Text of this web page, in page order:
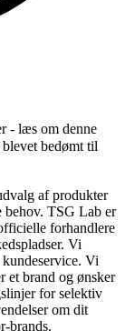
- læs om denne
bedømt til
af produkter
TSG Lab er
forhandlere
Vi
Vi
et brand og ønsker
for selektiv
om dit
brands.